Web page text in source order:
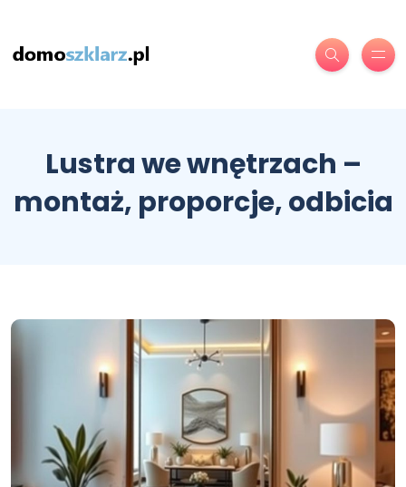
Lustra we wnętrzach –
montaż, proporcje, odbicia